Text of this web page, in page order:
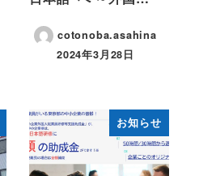
cotonoba.asahina
2024年3月28日
お知らせ